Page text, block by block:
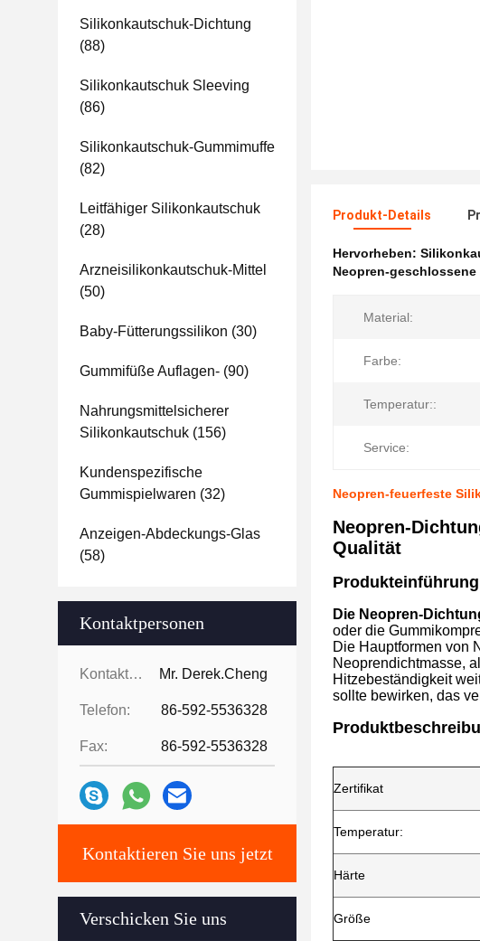
Silikonkautschuk-Dichtung
(88)
Silikonkautschuk Sleeving
(86)
Silikonkautschuk-Gummimuffe
(82)
Leitfähiger Silikonkautschuk
(28)
Arzneisilikonkautschuk-Mittel
(50)
Baby-Fütterungssilikon (30)
Gummifüße Auflagen- (90)
Nahrungsmittelsicherer
Silikonkautschuk (156)
Kundenspezifische
Gummispielwaren (32)
Anzeigen-Abdeckungs-Glas
(58)
Kontaktpersonen
Kontaktpersonen: Mr. Derek.Cheng
Telefon: 86-592-5536328
Fax: 86-592-5536328
Kontaktieren Sie uns jetzt
Verschicken Sie uns
Produkt-Details
Hervorheben:
Neopren-
Material:
Farbe:
Temperatur::
Service:
Neopren-feuerfeste
Neopren-
Qualität
Produkteinführung
Die Neopren-
oder die
Die Hauptformen von
Neoprendichtmasse,
Hitzebeständigkeit
sollte bewirken, das
Zertifikat
Temperatur:
Härte
Größe